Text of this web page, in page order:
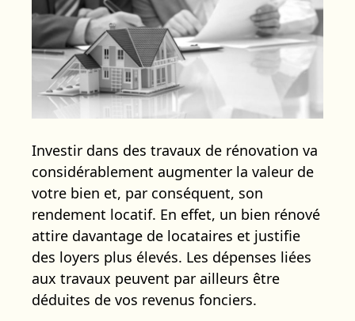
Investir dans des travaux de rénovation va
considérablement augmenter la valeur de
votre bien et, par conséquent, son
rendement locatif. En effet, un bien rénové
attire davantage de locataires et justifie
des loyers plus élevés. Les dépenses liées
aux travaux peuvent par ailleurs être
déduites de vos revenus fonciers.